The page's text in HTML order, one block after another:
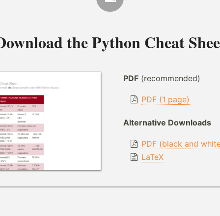
thePython Cheat
PDF(recommended)
PDF (1 page)
Alternative Downloads
PDF (black and
LaTeX